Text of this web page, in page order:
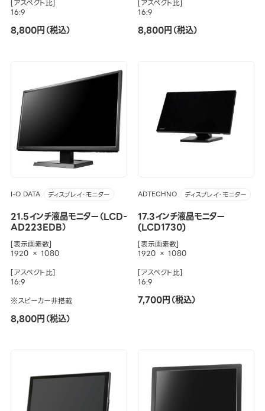
[アスペクト比]
16:9
8,800円（税込）
[アスペクト比]
16:9
8,800円（税込）
I-O DATA ディスプレイ・モニター
21.5インチ液晶モニター（LCD-
AD223EDB）
[表示画素数]
1920 × 1080
[アスペクト比]
16:9
※スピーカー非搭載
8,800円（税込）
ADTECHNO ディスプレイ・モニター
17.3インチ液晶モニター
(LCD1730)
[表示画素数]
1920 × 1080
[アスペクト比]
16:9
7,700円（税込）